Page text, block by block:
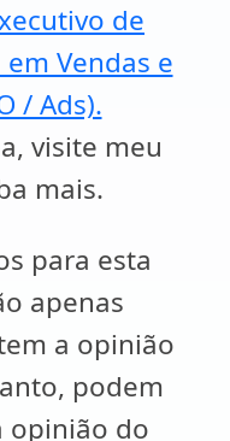
de
Vendas e
/ Ads).
visite meu
mais.
para esta
apenas
a opinião
podem
opinião do